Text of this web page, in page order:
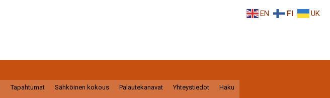
Tapahtumat Sähköinen kokous Palautekanavat Yhteystiedot Haku
EN FI UK